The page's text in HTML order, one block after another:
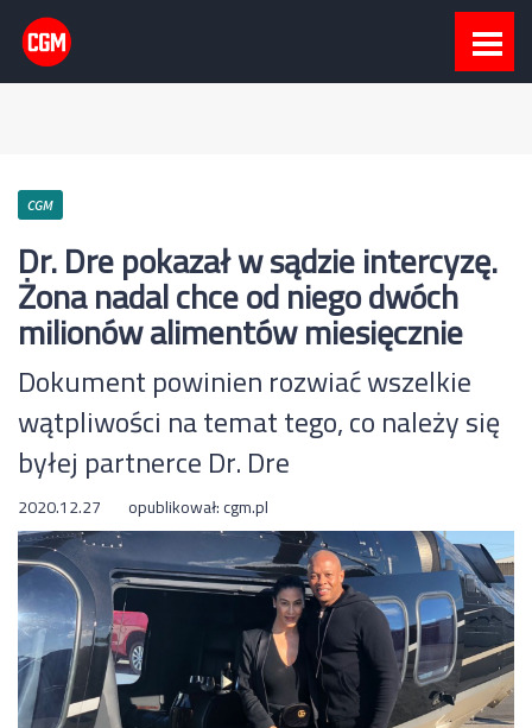
CGM
Dr. Dre pokazał w sądzie intercyzę.
Żona nadal chce od niego dwóch
milionów alimentów miesięcznie
Dokument powinien rozwiać wszelkie
wątpliwości na temat tego, co należy się
byłej partnerce Dr. Dre
2020.12.27 opublikował:cgm.pl